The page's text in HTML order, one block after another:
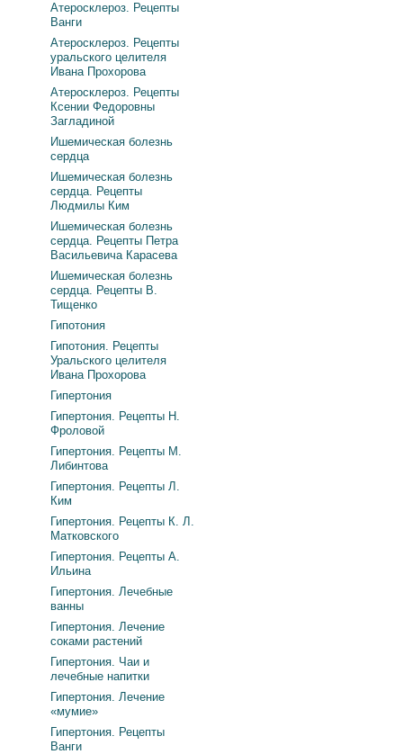
Атеросклероз. Рецепты
Ванги
Атеросклероз. Рецепты
уральского целителя
Ивана Прохорова
Атеросклероз. Рецепты
Ксении Федоровны
Загладиной
Ишемическая болезнь
сердца
Ишемическая болезнь
сердца. Рецепты
Людмилы Ким
Ишемическая болезнь
сердца. Рецепты Петра
Васильевича Карасева
Ишемическая болезнь
сердца. Рецепты В.
Тищенко
Гипотония
Гипотония. Рецепты
Уральского целителя
Ивана Прохорова
Гипертония
Гипертония. Рецепты Н.
Фроловой
Гипертония. Рецепты М.
Либинтова
Гипертония. Рецепты Л.
Ким
Гипертония. Рецепты К. Л.
Матковского
Гипертония. Рецепты А.
Ильина
Гипертония. Лечебные
ванны
Гипертония. Лечение
соками растений
Гипертония. Чаи и
лечебные напитки
Гипертония. Лечение
«мумие»
Гипертония. Рецепты
Ванги